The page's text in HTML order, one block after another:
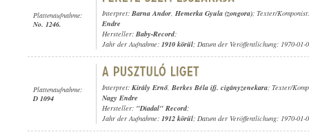
Plattenaufnahme:
No. 1246.
Interpret: Barna Andor, Hemerka Gyula (zongora); Texter/
Endre
Hersteller: Baby-Record;
Jahr der Aufnahme: 1910 körül; Datum der Veröffentlichung: 1970-01-
Plattenaufnahme:
D 1094
Interpret: Király Ernő, Berkes Béla ifj. cigányzenekara; Texter/
Nagy Endre
Hersteller: "Diadal" Record;
Jahr der Aufnahme: 1912 körül; Datum der Veröffentlichung: 1970-01-